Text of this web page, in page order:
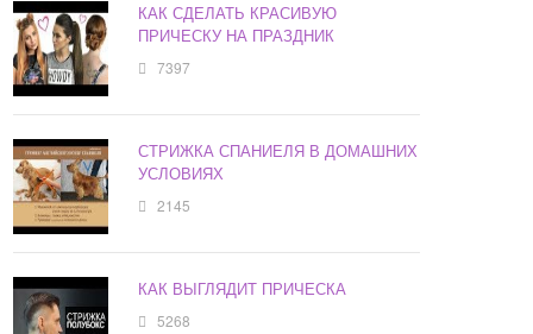
КАК СДЕЛАТЬ КРАСИВУЮ
ПРИЧЕСКУ НА ПРАЗДНИК
7397
СТРИЖКА СПАНИЕЛЯ В ДОМАШНИХ
УСЛОВИЯХ
2145
КАК ВЫГЛЯДИТ ПРИЧЕСКА
5268